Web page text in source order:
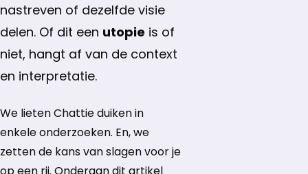
nastreven of dezelfde visie
delen. Of dit een utopie is of
niet, hangt af van de context
en interpretatie.
We lieten Chattie duiken in
enkele onderzoeken. En, we
zetten de kans van slagen voor je
op een rij. Onderaan dit artikel